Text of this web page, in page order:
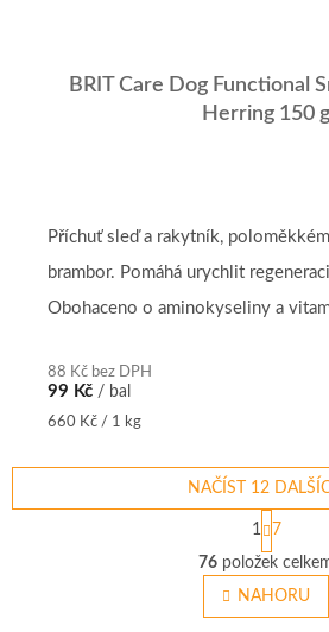
BRIT Care Dog Functional
Herring 150 g
88 Kč bez DPH
99 Kč / bal
Měrná
660 Kč / 1 kg
Příchuť sleď a rakytník,
brambor. Pomáhá urychlit
Obohaceno o aminokyseliny a
O
v
l
á
NAČÍST 12
S
t
r
á
n
k
1
7
76 položek
NAHORU